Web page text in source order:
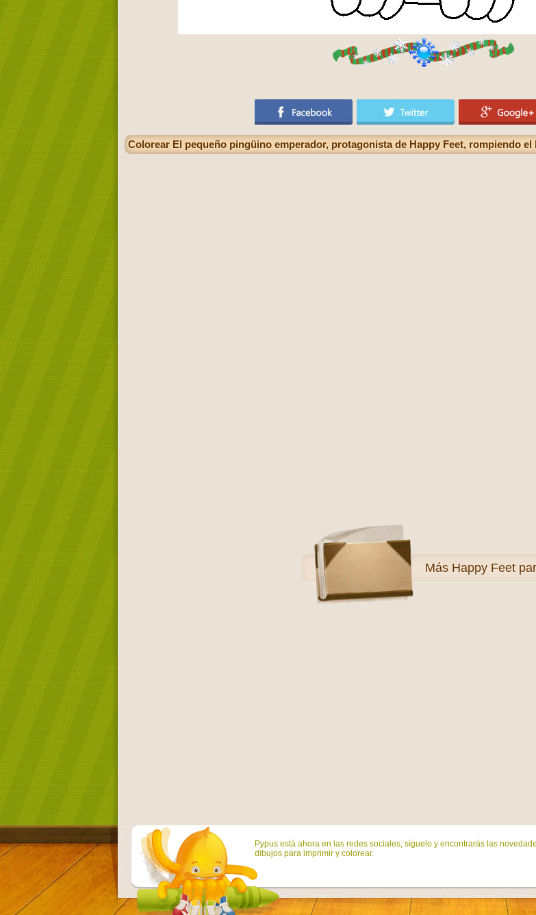
Colorear El pequeño pingüino emperador, protagonista de Happy Feet, rompiendo
Más Happy Feet
Pypus está ahora en las redes sociales, síguelo y encontrarás las
dibujos para imprimir y colorear.